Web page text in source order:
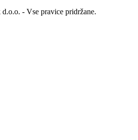
- Vse pravice pridržane.